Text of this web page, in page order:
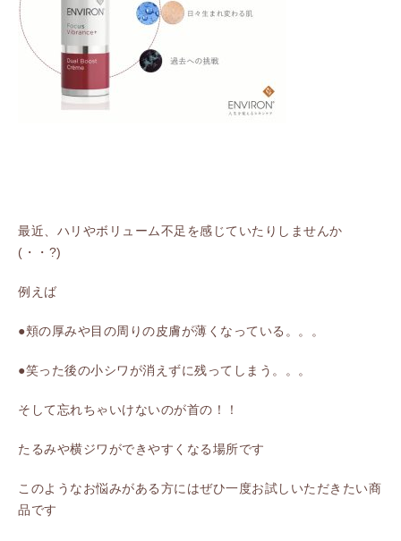
最近、ハリやボリューム不足を感じていたりしませんか
(・・?)
例えば
●頬の厚みや目の周りの皮膚が薄くなっている。。。
●笑った後の小シワが消えずに残ってしまう。。。
そして忘れちゃいけないのが首の！！
たるみや横ジワができやすくなる場所です
このようなお悩みがある方にはぜひ一度お試しいただきたい商
品です